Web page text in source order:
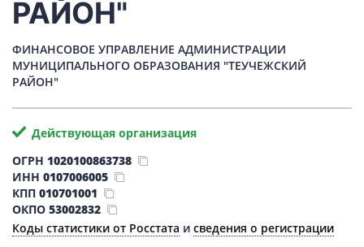
РАЙОН"
ФИНАНСОВОЕ УПРАВЛЕНИЕ АДМИНИСТРАЦИИ
МУНИЦИПАЛЬНОГО ОБРАЗОВАНИЯ "ТЕУЧЕЖСКИЙ
РАЙОН"
Действующая организация
ОГРН 1020100863738
ИНН 0107006005
КПП 010701001
ОКПО 53002832
Коды статистики от Росстата и сведения о регистрации